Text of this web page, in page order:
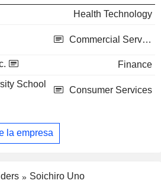
Health Technology
Commercial Services
Finance
School
Consumer Services
la empresa
Soichiro Uno